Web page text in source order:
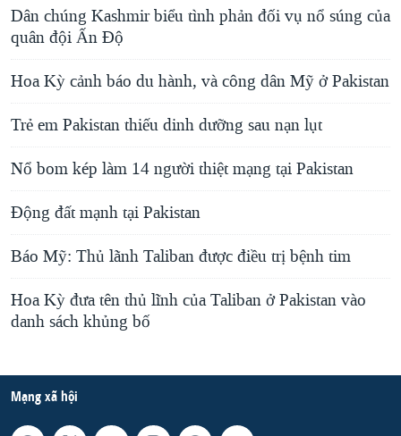
Dân chúng Kashmir biểu tình phản đối vụ nổ súng của
quân đội Ấn Ðộ
Hoa Kỳ cảnh báo du hành, và công dân Mỹ ở Pakistan
Trẻ em Pakistan thiếu dinh dưỡng sau nạn lụt
Nổ bom kép làm 14 người thiệt mạng tại Pakistan
Ðộng đất mạnh tại Pakistan
Báo Mỹ: Thủ lãnh Taliban được điều trị bệnh tim
Hoa Kỳ đưa tên thủ lĩnh của Taliban ở Pakistan vào
danh sách khủng bố
Mạng xã hội